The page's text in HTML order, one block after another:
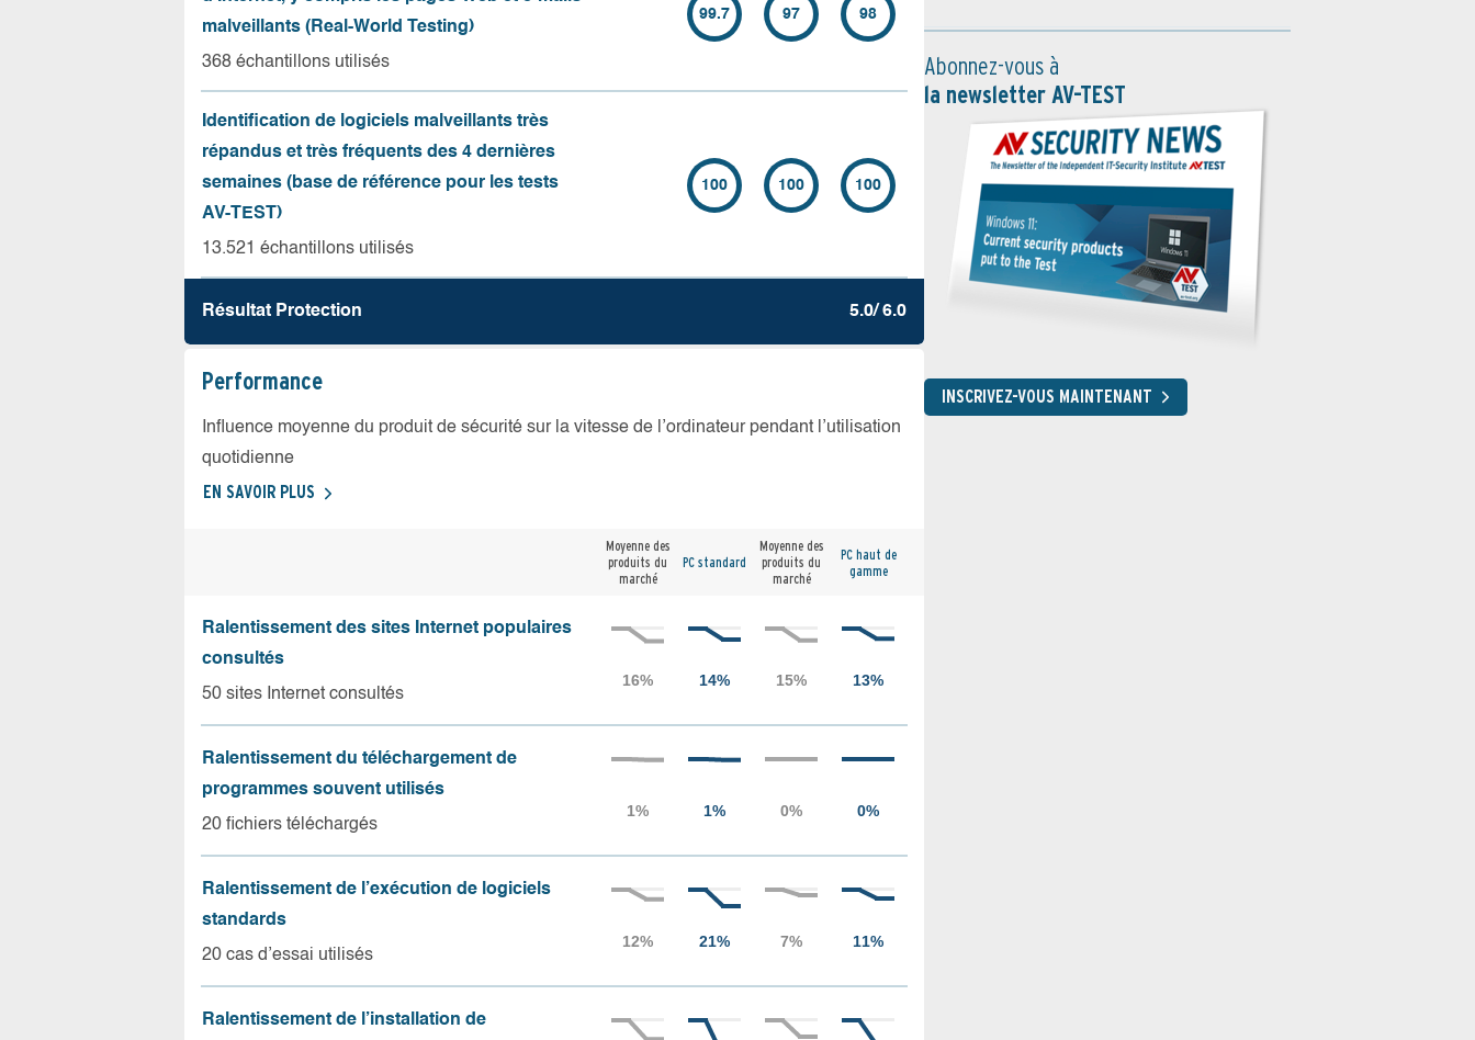
malveillants (Real-World Testing)
368 échantillons utilisés
99.7 97 98
Identification de logiciels malveillants très
répandus et très fréquents des 4 dernières
semaines (base de référence pour les tests
AV-TEST)
13.521 échantillons utilisés
100 100 100
Résultat Protection 5.0/ 6.0
Performance
Influence moyenne du produit de sécurité sur la vitesse de l’ordinateur pendant l’utilisation
quotidienne
EN SAVOIR PLUS
Moyenne des
produits du
marché
PC standard
Moyenne des
produits du
marché
PC haut de
gamme
Ralentissement des sites Internet populaires
consultés
50 sites Internet consultés
Ralentissement du téléchargement de
programmes souvent utilisés
20 fichiers téléchargés
Ralentissement de l’exécution de logiciels
standards
20 cas d’essai utilisés
Ralentissement de l’installation de
Abonnez-vous à
la newsletter AV-TEST
INSCRIVEZ-VOUS MAINTENANT